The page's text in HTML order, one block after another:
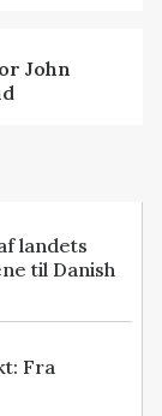
John
landets
til Danish
Fra